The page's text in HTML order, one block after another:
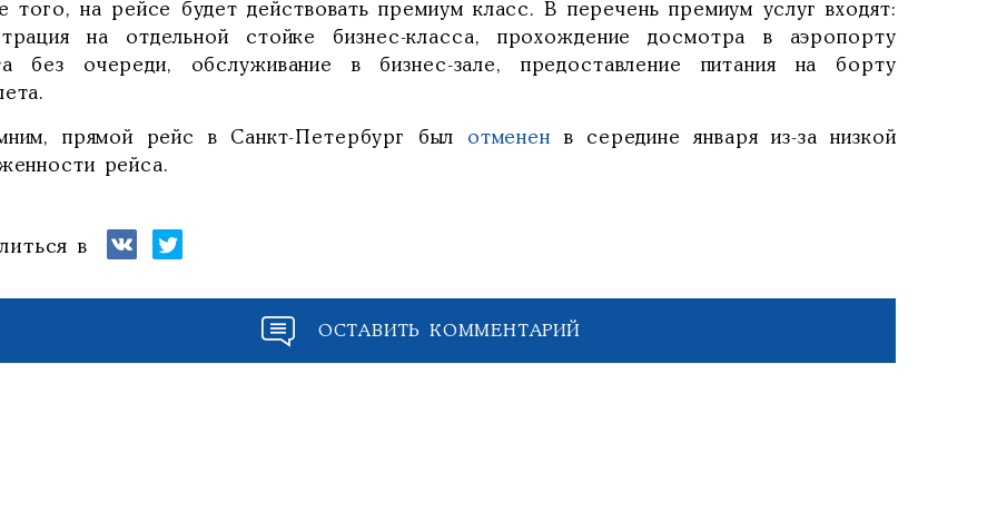
того, на рейсе будет действовать премиум класс. В перечень премиум услуг входят:
на отдельной стойке бизнес-класса, прохождение досмотра в аэропорту
без очереди, обслуживание в бизнес-зале, предоставление питания на борту
прямой рейс в Санкт-Петербург был отменен в середине января из-за низкой
рейса.
в
ОСТАВИТЬ КОММЕНТАРИЙ